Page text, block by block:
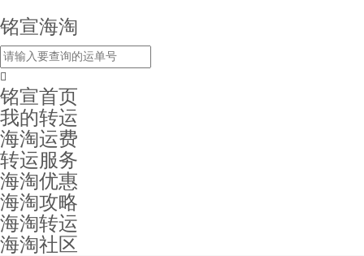
铭宣海淘
铭宣首页
我的转运
海淘运费
转运服务
海淘优惠
海淘攻略
海淘转运
海淘社区